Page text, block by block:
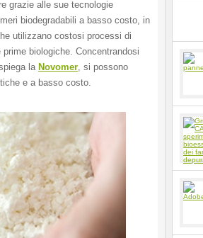
grazie alle sue tecnologie
biodegradabili a basso costo, in
utilizzano costosi processi di
biologiche. Concentrandosi
la Novomer , si possono
e a basso costo.